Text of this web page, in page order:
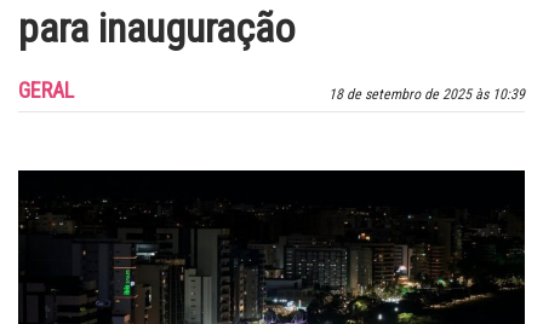
para inauguração
18 de setembro de 2025 às 10:39
GERAL